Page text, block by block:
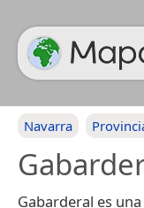
Navarra
Gabarderal es